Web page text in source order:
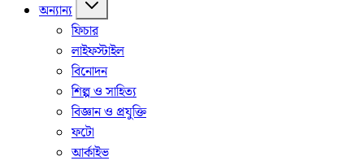
অন্যান্য
ফিচার
লাইফস্টাইল
বিনোদন
শিল্প ও সাহিত্য
বিজ্ঞান ও প্রযুক্তি
ফটো
আর্কাইভ